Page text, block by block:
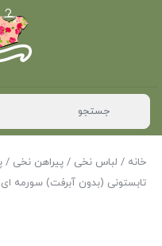
خانه / لباس نخی / پیراهن نخی /
تابستونی (بدون آبرفت) سورمه ای